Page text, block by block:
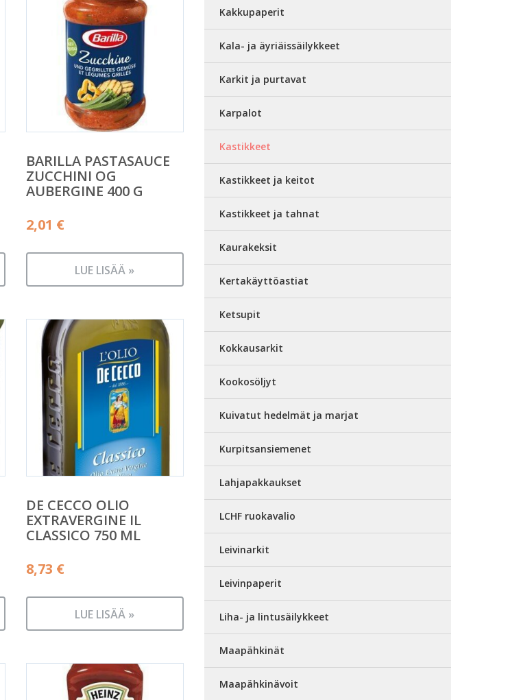
BARILLA PASTASAUCE
ZUCCHINI OG
AUBERGINE 400 G
2,01 €
LUE LISÄÄ »
DE CECCO OLIO
EXTRAVERGINE IL
CLASSICO 750 ML
8,73 €
LUE LISÄÄ »
Kakkupaperit
Kala- ja äyriäissäilykkeet
Karkit ja purtavat
Karpalot
Kastikkeet
Kastikkeet ja keitot
Kastikkeet ja tahnat
Kaurakeksit
Kertakäyttöastiat
Ketsupit
Kokkausarkit
Kookosöljyt
Kuivatut hedelmät ja marjat
Kurpitsansiemenet
Lahjapakkaukset
LCHF ruokavalio
Leivinarkit
Leivinpaperit
Liha- ja lintusäilykkeet
Maapähkinät
Maapähkinävoit